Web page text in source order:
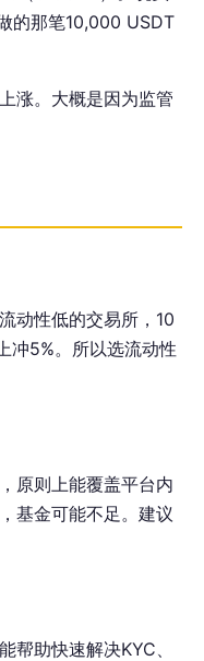
的那笔10,000 USDT
涨。大概是因为监管
动性低的交易所，10
冲5%。所以选流动性
原则上能覆盖平台内
基金可能不足。建议
帮助快速解决KYC、